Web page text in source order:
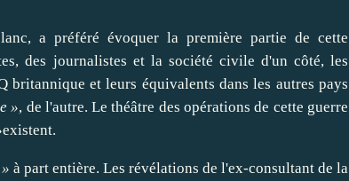
a préféré évoquer la première partie de cette
des journalistes et la société civile d'un côté, les
britannique et leurs équivalents dans les autres pays
», de l'autre. Le théâtre des opérations de cette guerre
existent.
» à part entière. Les révélations de l'ex-consultant de la